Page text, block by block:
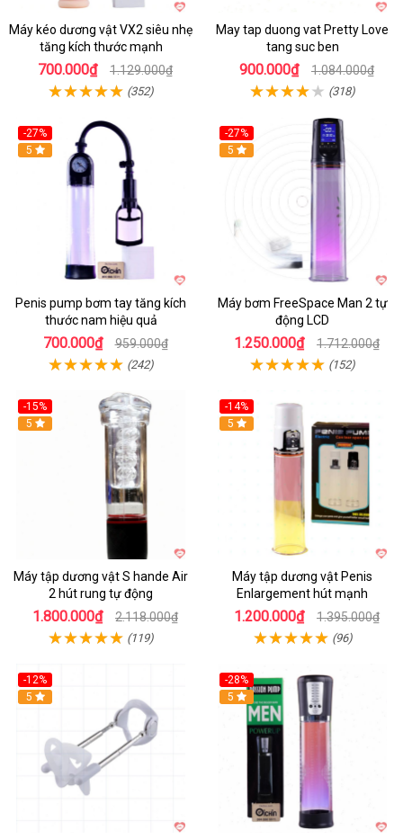
Máy kéo dương vật VX2 siêu nhẹ
tăng kích thước mạnh
700.000₫ 1.129.000₫
(352)
May tap duong vat Pretty Love
tang suc ben
900.000₫ 1.084.000₫
(318)
-27%
Hot
5
Penis pump bơm tay tăng kích
thước nam hiệu quả
700.000₫ 959.000₫
(242)
-27%
Hot
5
Máy bơm FreeSpace Man 2 tự
động LCD
1.250.000₫ 1.712.000₫
(152)
-15%
Hot
5
Máy tập dương vật S hande Air
2 hút rung tự động
1.800.000₫ 2.118.000₫
(119)
-14%
Hot
5
Máy tập dương vật Penis
Enlargement hút mạnh
1.200.000₫ 1.395.000₫
(96)
-12%
Hot
5
-28%
Hot
5